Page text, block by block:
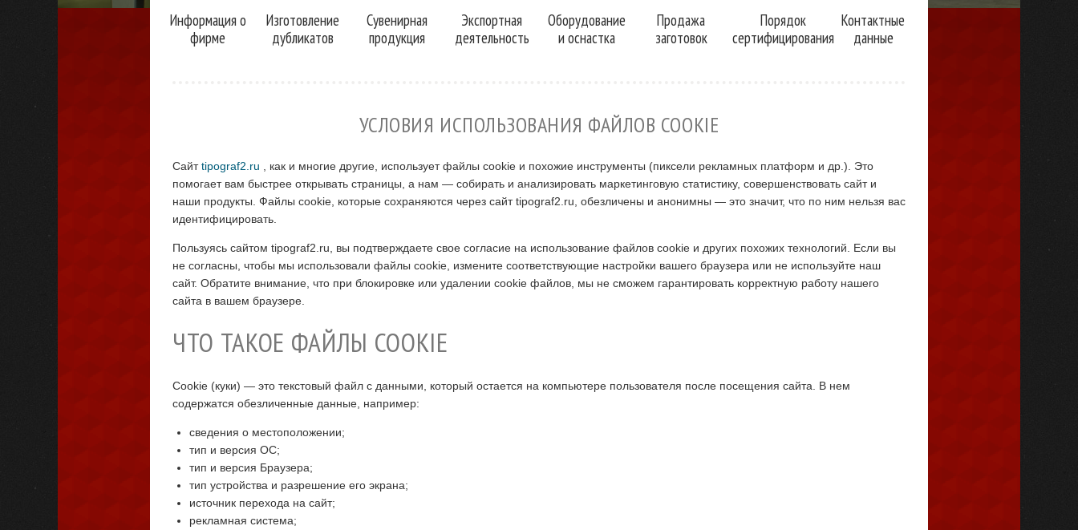
Информация о
фирме
Изготовление
дубликатов
Сувенирная
продукция
Экспортная
деятельность
Оборудование
и оснастка
Продажа
заготовок
Порядок
сертифицирования
Контактные
данные
УСЛОВИЯ ИСПОЛЬЗОВАНИЯ ФАЙЛОВ COOKIE
Сайтtipograf2.ru , как и многие другие, использует файлы cookie и похожие инструменты (пиксели рекламных платформ и др.). Это
помогает вам быстрее открывать страницы, а нам — собирать и анализировать маркетинговую статистику, совершенствовать сайт и
наши продукты. Файлы сookie, которые сохраняются через сайт tipograf2.ru, обезличены и анонимны — это значит, что по ним нельзя вас
идентифицировать.
Пользуясь сайтом tipograf2.ru, вы подтверждаете свое согласие на использование файлов cookie и других похожих технологий. Если вы
не согласны, чтобы мы использовали файлы cookie, измените соответствующие настройки вашего браузера или не используйте наш
сайт. Обратите внимание, что при блокировке или удалении cookie файлов, мы не сможем гарантировать корректную работу нашего
сайта в вашем браузере.
ЧТО ТАКОЕ ФАЙЛЫ COOKIE
Cookie (куки) — это текстовый файл с данными, который остается на компьютере пользователя после посещения сайта. В нем
содержатся обезличенные данные, например:
сведения о местоположении;
тип и версия ОС;
тип и версия Браузера;
тип устройства и разрешение его экрана;
источник перехода на сайт;
рекламная система;